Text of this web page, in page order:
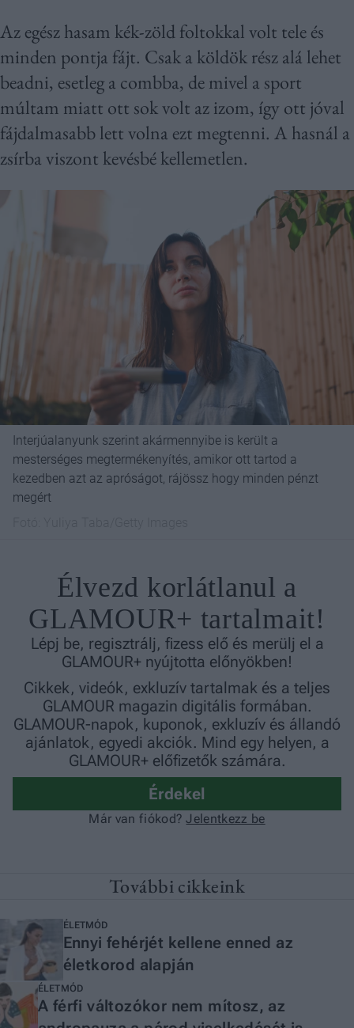
Az egész hasam kék-zöld foltokkal volt tele és
minden pontja fájt. Csak a köldök rész alá lehet
beadni, esetleg a combba, de mivel a sport
múltam miatt ott sok volt az izom, így ott jóval
fájdalmasabb lett volna ezt megtenni. A hasnál a
zsírba viszont kevésbé kellemetlen.
Interjúalanyunk szerint akármennyibe is került a
mesterséges megtermékenyítés, amikor ott tartod a
kezedben azt az apróságot, rájössz hogy minden pénzt
megért
További cikkeink
ÉLETMÓD
Ennyi fehérjét kellene enned az
életkorod alapján
ÉLETMÓD
A férfi változókor nem mítosz, az